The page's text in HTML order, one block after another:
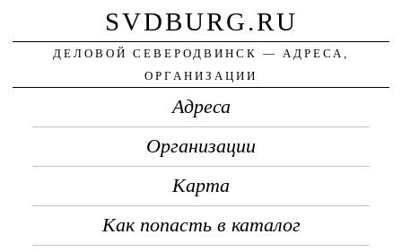
SVDBURG.RU
ДЕЛОВОЙ СЕВЕРОДВИНСК — АДРЕСА,
ОРГАНИЗАЦИИ
Адреса
Организации
Карта
Как попасть в каталог